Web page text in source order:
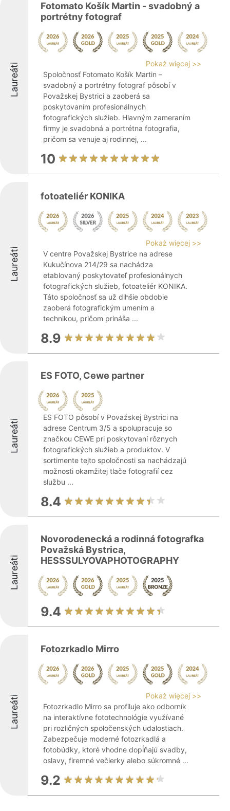
Laureáti
Fotomato Košík Martin - svadobný a
portrétny fotograf
Pokaż więcej >>
Spoločnosť Fotomato Košík Martin –
svadobný a portrétny fotograf pôsobí v
Považskej Bystrici a zaoberá sa
poskytovaním profesionálnych
fotografických služieb. Hlavným zameraním
firmy je svadobná a portrétna fotografia,
pričom sa venuje aj rodinnej, ...
10
Laureáti
fotoateliér KONIKA
Pokaż więcej >>
V centre Považskej Bystrice na adrese
Kukučínova 214/29 sa nachádza
etablovaný poskytovateľ profesionálnych
fotografických služieb, fotoateliér KONIKA.
Táto spoločnosť sa už dlhšie obdobie
zaoberá fotografickým umením a
technikou, pričom prináša ...
8.9
Laureáti
ES FOTO, Cewe partner
ES FOTO pôsobí v Považskej Bystrici na
adrese Centrum 3/5 a spolupracuje so
značkou CEWE pri poskytovaní rôznych
fotografických služieb a produktov. V
sortimente tejto spoločnosti sa nachádzajú
možnosti okamžitej tlače fotografií cez
službu ...
8.4
Laureáti
Novorodenecká a rodinná fotografka
Považská Bystrica,
HESSSULYOVAPHOTOGRAPHY
9.4
Laureáti
Fotozrkadlo Mirro
Pokaż więcej >>
Fotozrkadlo Mirro sa profiluje ako odborník
na interaktívne fototechnológie využívané
pri rozličných spoločenských udalostiach.
Zabezpečuje moderné fotozrkadlá a
fotobúdky, ktoré vhodne dopĺňajú svadby,
oslavy, firemné večierky alebo súkromné ...
9.2